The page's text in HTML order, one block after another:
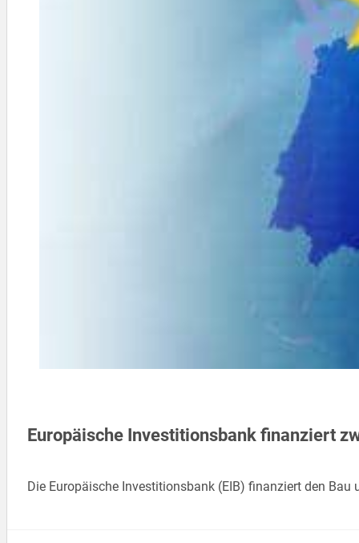
Europäische Investitionsbank finanziert
Die Europäische Investitionsbank (EIB) finanziert den